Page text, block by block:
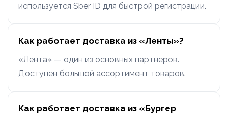
используется Sber ID для быстрой регистрации.
Как работает доставка из «Ленты»?
«Лента» — один из основных партнеров.
Доступен большой ассортимент товаров.
Как работает доставка из «Бургер